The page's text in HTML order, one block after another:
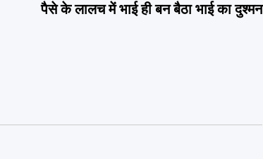
पैसे के लालच में भाई ही बन बैठा भाई का दुश्मन